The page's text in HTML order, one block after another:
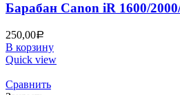
Барабан Canon iR 1600/
250,00Р
В корзину
Quick view
Сравнить